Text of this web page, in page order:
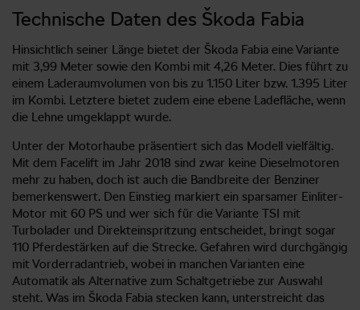
Technische Daten des Škoda Fabia
Hinsichtlich seiner Länge bietet der Škoda Fabia eine Variante
mit 3,99 Meter sowie den Kombi mit 4,26 Meter. Dies führt zu
einem Laderaumvolumen von bis zu 1.150 Liter bzw. 1.395 Liter
im Kombi. Letztere bietet zudem eine ebene Ladefläche, wenn
die Lehne umgeklappt wurde.
Unter der Motorhaube präsentiert sich das Modell vielfältig.
Mit dem Facelift im Jahr 2018 sind zwar keine Dieselmotoren
mehr zu haben, doch ist auch die Bandbreite der Benziner
bemerkenswert. Den Einstieg markiert ein sparsamer Einliter-
Motor mit 60 PS und wer sich für die Variante TSI mit
Turbolader und Direkteinspritzung entscheidet, bringt sogar
110 Pferdestärken auf die Strecke. Gefahren wird durchgängig
mit Vorderradantrieb, wobei in manchen Varianten eine
Automatik als Alternative zum Schaltgetriebe zur Auswahl
steht. Was im Škoda Fabia stecken kann, unterstreicht das